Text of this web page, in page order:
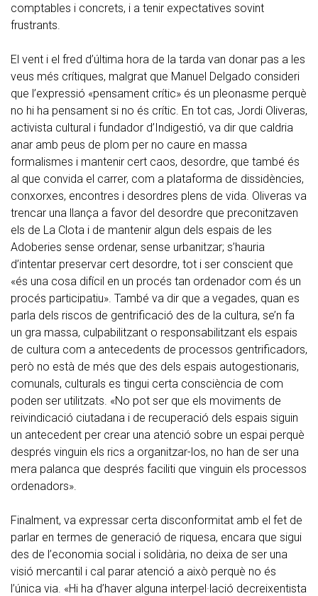
comptables i concrets, i a tenir expectatives sovint
frustrants.
El vent i el fred d’última hora de la tarda van donar pas a les
veus més crítiques, malgrat que Manuel Delgado consideri
que l’expressió «pensament crític» és un pleonasme perquè
no hi ha pensament si no és crític. En tot cas, Jordi Oliveras,
activista cultural i fundador d’Indigestió, va dir que caldria
anar amb peus de plom per no caure en massa
formalismes i mantenir cert caos, desordre, que també és
al que convida el carrer, com a plataforma de dissidències,
conxorxes, encontres i desordres plens de vida. Oliveras va
trencar una llança a favor del desordre que preconitzaven
els de La Clota i de mantenir algun dels espais de les
Adoberies sense ordenar, sense urbanitzar; s’hauria
d’intentar preservar cert desordre, tot i ser conscient que
«és una cosa difícil en un procés tan ordenador com és un
procés participatiu». També va dir que a vegades, quan es
parla dels riscos de gentrificació des de la cultura, se’n fa
un gra massa, culpabilitzant o responsabilitzant els espais
de cultura com a antecedents de processos gentrificadors,
però no està de més que des dels espais autogestionaris,
comunals, culturals es tingui certa consciència de com
poden ser utilitzats. «No pot ser que els moviments de
reivindicació ciutadana i de recuperació dels espais siguin
un antecedent per crear una atenció sobre un espai perquè
després vinguin els rics a organitzar-los, no han de ser una
mera palanca que després faciliti que vinguin els processos
ordenadors».
Finalment, va expressar certa disconformitat amb el fet de
parlar en termes de generació de riquesa, encara que sigui
des de l’economia social i solidària, no deixa de ser una
visió mercantil i cal parar atenció a això perquè no és
l’única via. «Hi ha d’haver alguna interpel·lació decreixentista